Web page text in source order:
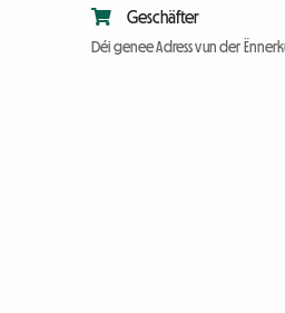
Geschäfter
Déi genee Adress vun der